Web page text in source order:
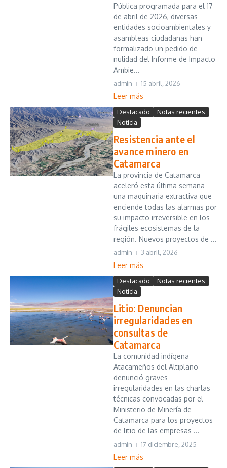
Pública programada para el 17
de abril de 2026, diversas
entidades socioambientales y
asambleas ciudadanas han
formalizado un pedido de
nulidad del Informe de Impacto
Ambie...
admin 15 abril, 2026
Leer más
Destacado
Notas recientes
Noticia
Resistencia ante el
avance minero en
Catamarca
La provincia de Catamarca
aceleró esta última semana
una maquinaria extractiva que
enciende todas las alarmas por
su impacto irreversible en los
frágiles ecosistemas de la
región. Nuevos proyectos de ...
admin 3 abril, 2026
Leer más
Destacado
Notas recientes
Noticia
Litio: Denuncian
irregularidades en
consultas de
Catamarca
La comunidad indígena
Atacameños del Altiplano
denunció graves
irregularidades en las charlas
técnicas convocadas por el
Ministerio de Minería de
Catamarca para los proyectos
de litio de las empresas ...
admin 17 diciembre, 2025
Leer más